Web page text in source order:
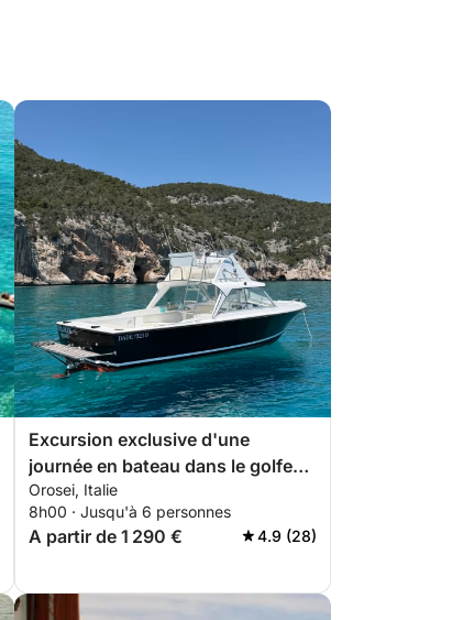
Excursion exclusive d'une
journée en bateau dans le golfe
d'Orosei
Orosei, Italie
8h00 · Jusqu'à 6 personnes
A partir de 1 290 € 4.9 (28)